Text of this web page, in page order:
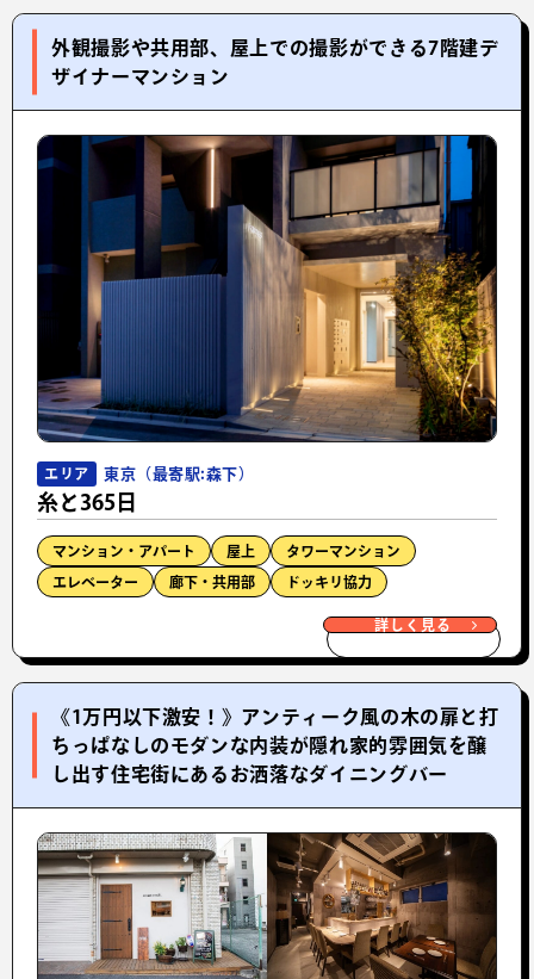
外観撮影や共用部、屋上での撮影ができる7階建デ
ザイナーマンション
エリア 東京（最寄駅:森下）
糸と365日
マンション・アパート 屋上 タワーマンション
エレベーター 廊下・共用部 ドッキリ協力
詳しく見る
《1万円以下激安！》アンティーク風の木の扉と打
ちっぱなしのモダンな内装が隠れ家的雰囲気を醸
し出す住宅街にあるお洒落なダイニングバー